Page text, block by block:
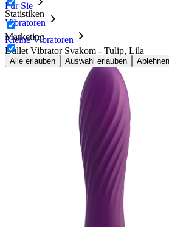
Statistiken
Marketing
Alle erlauben Auswahl erlauben Ablehnen
Für Sie
Vibratoren
Kleine Vibratoren
Bullet Vibrator Svakom - Tulip, Lila